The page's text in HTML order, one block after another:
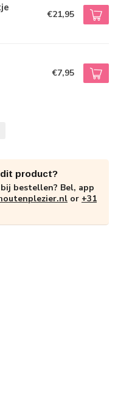
€21,95
€7,95
dit product?
bestellen? Bel, app
or +31